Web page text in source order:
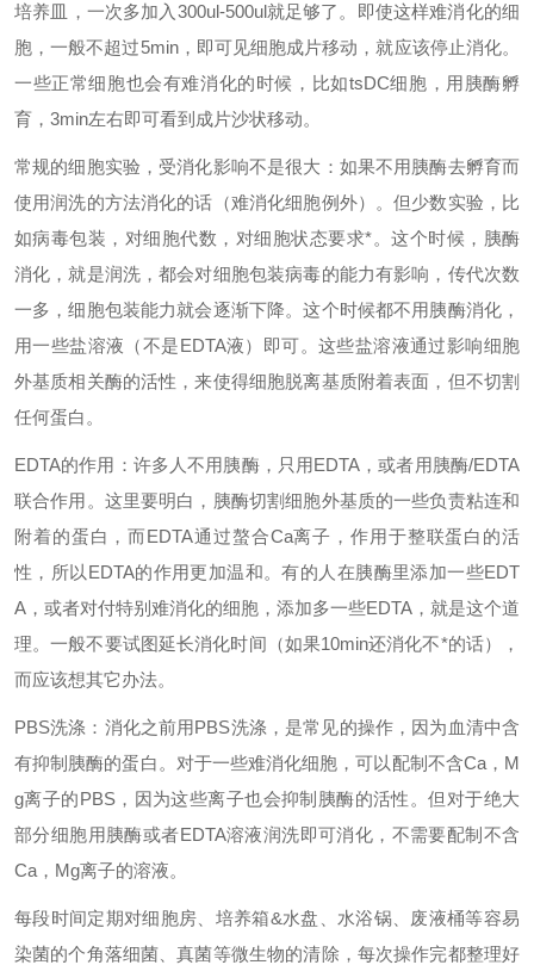
培养皿，一次多加入300ul-500ul就足够了。即使这样难消化的细
胞，一般不超过5min，即可见细胞成片移动，就应该停止消化。
一些正常细胞也会有难消化的时候，比如tsDC细胞，用胰酶孵
育，3min左右即可看到成片沙状移动。
常规的细胞实验，受消化影响不是很大：如果不用胰酶去孵育而
使用润洗的方法消化的话（难消化细胞例外）。但少数实验，比
如病毒包装，对细胞代数，对细胞状态要求*。这个时候，胰酶
消化，就是润洗，都会对细胞包装病毒的能力有影响，传代次数
一多，细胞包装能力就会逐渐下降。这个时候都不用胰酶消化，
用一些盐溶液（不是EDTA液）即可。这些盐溶液通过影响细胞
外基质相关酶的活性，来使得细胞脱离基质附着表面，但不切割
任何蛋白。
EDTA的作用：许多人不用胰酶，只用EDTA，或者用胰酶/EDTA
联合作用。这里要明白，胰酶切割细胞外基质的一些负责粘连和
附着的蛋白，而EDTA通过螯合Ca离子，作用于整联蛋白的活
性，所以EDTA的作用更加温和。有的人在胰酶里添加一些EDT
A，或者对付特别难消化的细胞，添加多一些EDTA，就是这个道
理。一般不要试图延长消化时间（如果10min还消化不*的话），
而应该想其它办法。
PBS洗涤：消化之前用PBS洗涤，是常见的操作，因为血清中含
有抑制胰酶的蛋白。对于一些难消化细胞，可以配制不含Ca，M
g离子的PBS，因为这些离子也会抑制胰酶的活性。但对于绝大
部分细胞用胰酶或者EDTA溶液润洗即可消化，不需要配制不含
Ca，Mg离子的溶液。
每段时间定期对细胞房、培养箱&水盘、水浴锅、废液桶等容易
染菌的个角落细菌、真菌等微生物的清除，每次操作完都整理好